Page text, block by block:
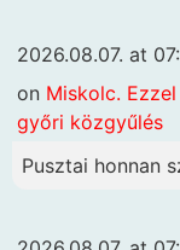
2026.08.07. at
on Miskolc.
győri közgyűlés
Pusztai honnan